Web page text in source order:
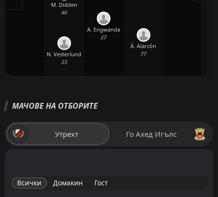
N. Vesterlund
23
M. Didden
40
A. Engwanda
27
Á. Alarcón
77
МАЧОВЕ НА ОТБОРИТЕ
Утрехт Го Ахед Игълс
Всички Домакин Гост